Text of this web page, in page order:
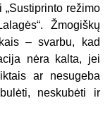
režimo
Žmogiškų
– svarbu, kad
nėra kalta, jei
ar nesugeba
neskubėti ir